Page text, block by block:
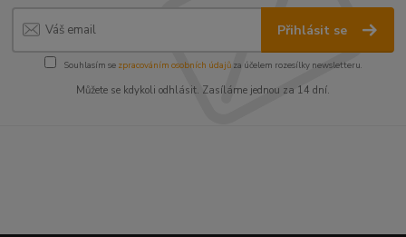
Přihlásit se
Souhlasím se zpracováním osobních údajůza účelem rozesílky newsletteru.
Můžete se kdykoli odhlásit. Zasíláme jednou za 14 dní.